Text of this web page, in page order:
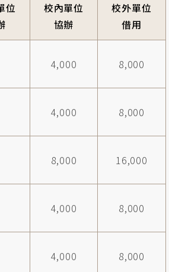
位
校內單位
協辦
校外單位
借用
4,000 8,000
4,000 8,000
8,000 16,000
4,000 8,000
4,000 8,000